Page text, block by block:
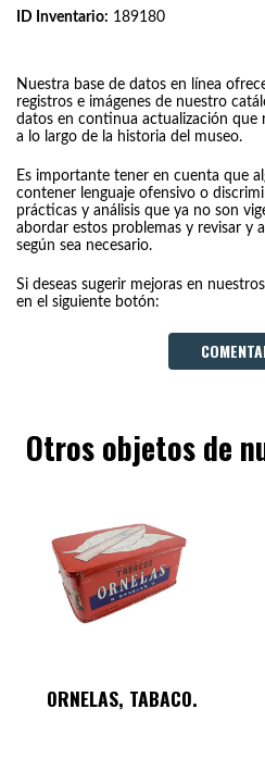
ID Inventario: 189180
Nuestra base de datos en línea
registros e imágenes de nuestro
datos en continua actualización que
a lo largo de la historia del museo.
Es importante tener en cuenta que
contener lenguaje ofensivo o
prácticas y análisis que ya no son
abordar estos problemas y revisar y
según sea necesario.
Si deseas sugerir mejoras en
en el siguiente botón:
Otros objetos de
ORNELAS, TABACO.